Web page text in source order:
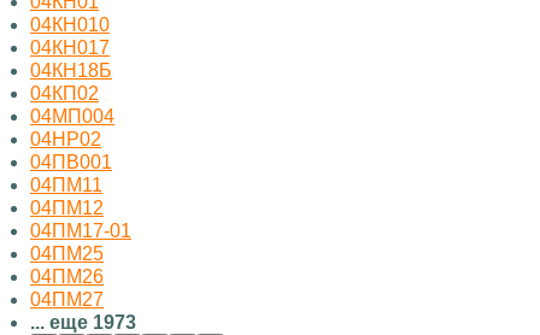
04КН010
04КН017
04КН18Б
04КП02
04МП004
04НР02
04ПВ001
04ПМ11
04ПМ12
04ПМ17-01
04ПМ25
04ПМ26
04ПМ27
... еще 1973